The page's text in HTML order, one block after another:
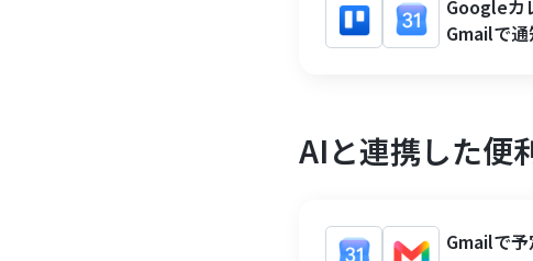
Googleカ
Gmailで通
AIと連携した便
Gmailで